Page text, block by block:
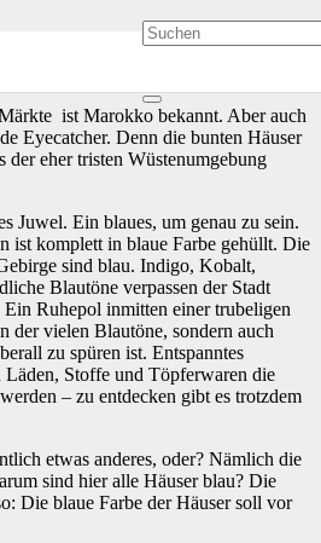
ist Marokko bekannt. Aber auch
Eyecatcher. Denn die bunten Häuser
der eher tristen Wüstenumgebung
Juwel. Ein blaues, um genau zu sein.
ist komplett in blaue Farbe gehüllt. Die
sind blau. Indigo, Kobalt,
Blautöne verpassen der Stadt
Ruhepol inmitten einer trubeligen
der vielen Blautöne, sondern auch
zu spüren ist. Entspanntes
Stoffe und Töpferwaren die
– zu entdecken gibt es trotzdem
etwas anderes, oder? Nämlich die
sind hier alle Häuser blau? Die
Die blaue Farbe der Häuser soll vor